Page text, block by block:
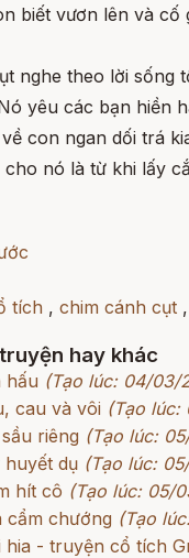
biết vươn lên và
nghe theo lời sống
yêu các bạn hiền
con ngan dối trá
nó là từ khi lấy
tích , chim cánh cụt ,
hay khác
hấu (Tạo lúc: 04/03/
cau và vôi (Tạo lúc:
riêng (Tạo lúc:
dụ (Tạo lúc:
hít cô (Tạo lúc: 05/
cẩm chướng (Tạo
hia - truyện cổ tích